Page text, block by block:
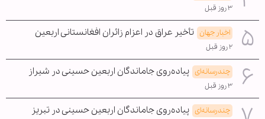
۳ روز قبل
اخبار جهان تأخیر عراق در اعزام زائران افغانستانی اربعین
۲ روز قبل
چندرسانه‌ای پیاده‌روی جاماندگان اربعین حسینی در شیراز
۳ روز قبل
چندرسانه‌ای پیاده‌روی جاماندگان اربعین حسینی در تبریز